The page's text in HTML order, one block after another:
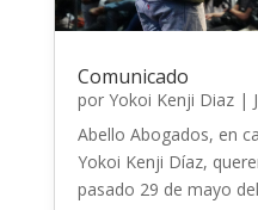
Comunicado
por Yokoi Kenji Diaz|
Abello Abogados, en
Yokoi Kenji Díaz,
pasado 29 de mayo